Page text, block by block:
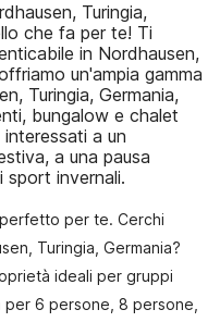
Turingia,
che fa per te! Ti
in Nordhausen,
un'ampia gamma
Turingia, Germania,
bungalow e chalet
a un
a una pausa
sport invernali.
per te. Cerchi
Turingia, Germania?
ideali per gruppi
6 persone, 8 persone,